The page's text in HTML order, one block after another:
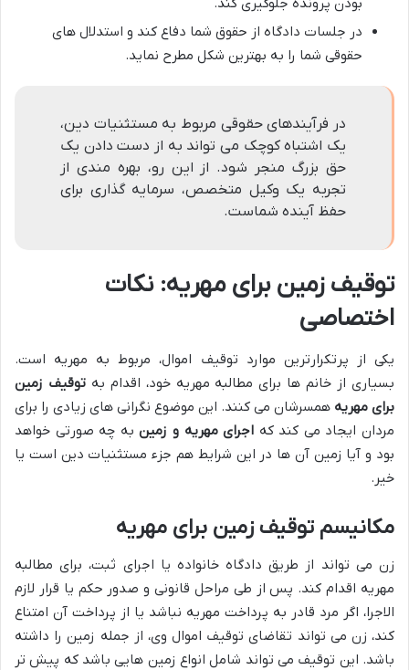
در جلسات دادگاه از حقوق شما دفاع کند و استدلال های
حقوقی شما را به بهترین شکل مطرح نماید.
در فرآیندهای حقوقی مربوط به مستثنیات دین،
یک اشتباه کوچک می تواند به از دست دادن یک
حق بزرگ منجر شود. از این رو، بهره مندی از
تجربه یک وکیل متخصص، سرمایه گذاری برای
حفظ آینده شماست.
توقیف زمین برای مهریه: نکات
اختصاصی
یکی از پرتکرارترین موارد توقیف اموال، مربوط به مهریه است.
بسیاری از خانم ها برای مطالبه مهریه خود، اقدام بهتوقیف زمین
برای مهریه همسرشان می کنند. این موضوع نگرانی های زیادی را برای
مردان ایجاد می کند که اجرای مهریه و زمینبه چه صورتی خواهد
بود و آیا زمین آن ها در این شرایط هم جزء مستثنیات دین است یا
خیر.
مکانیسم توقیف زمین برای مهریه
زن می تواند از طریق دادگاه خانواده یا اجرای ثبت، برای مطالبه
مهریه اقدام کند. پس از طی مراحل قانونی و صدور حکم یا قرار لازم
الاجرا، اگر مرد قادر به پرداخت مهریه نباشد یا از پرداخت آن امتناع
کند، زن می تواند تقاضای توقیف اموال وی، از جمله زمین را داشته
باشد. این توقیف می تواند شامل انواع زمین هایی باشد که پیش تر